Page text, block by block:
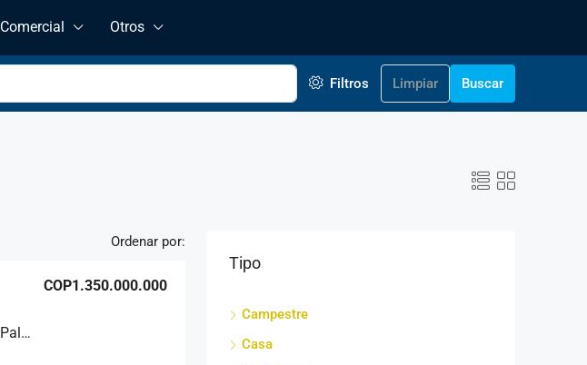
Comercial Otros
Filtros Limpiar Buscar
Ordenar por:
Hermoso Lote en Parcelacion del Alto de Las Palmas
COP1.350.000.000
Tipo
Campestre
Casa